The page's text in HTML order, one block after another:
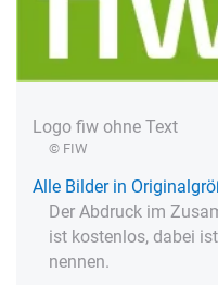
Logo fiw ohne Text
© FIW
Alle Bilder in
Der Abdruck im
ist kostenlos, dabei
nennen.